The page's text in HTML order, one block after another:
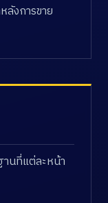
งการขาย
นที่แต่ละหน้า